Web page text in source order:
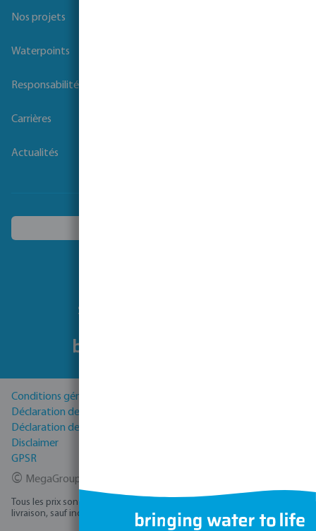
Nos projets
Waterpoints
Responsabilité sociale des entreprises
Carrières
Actualités
Suivez-nous
Conditions générales
Déclaration de Confidentialité
Déclaration de cookies
Disclaimer
GPSR
© MegaGroup Trade 2026
Tous les prix sont hors TVA plus
livraison, sauf indication contraire.